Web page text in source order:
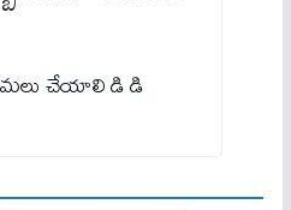
చేయాలి డి డి